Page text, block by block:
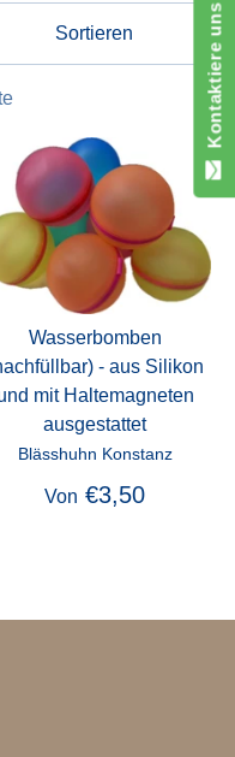
Sortieren
Wasserbomben
- aus Silikon
mit Haltemagneten
ausgestattet
Blässhuhn Konstanz
Von €3,50
Kontaktiere uns